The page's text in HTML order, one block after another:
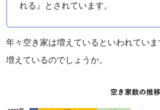
れる』とされています。
年々空き家は増えているといわれてい
増えているのでしょうか。